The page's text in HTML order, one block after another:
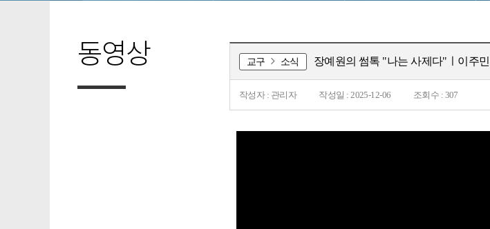
동영상 교구 소식 장예원의 썸톡 "나는 사제다"ㅣ이주
작성자 : 관리자 작성일 : 2025-12-06 조회수 : 307